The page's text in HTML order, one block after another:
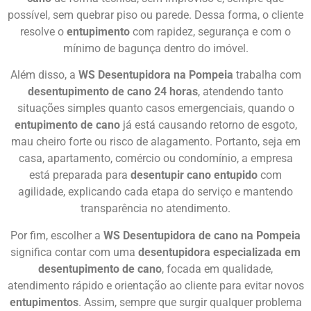
possível, sem quebrar piso ou parede. Dessa forma, o cliente
resolve o entupimento com rapidez, segurança e com o
mínimo de bagunça dentro do imóvel.
Além disso, a WS Desentupidora na Pompeia trabalha com
desentupimento de cano 24 horas, atendendo tanto
situações simples quanto casos emergenciais, quando o
entupimento de canojá está causando retorno de esgoto,
mau cheiro forte ou risco de alagamento. Portanto, seja em
casa, apartamento, comércio ou condomínio, a empresa
está preparada para desentupir cano entupido com
agilidade, explicando cada etapa do serviço e mantendo
transparência no atendimento.
Por fim, escolher a WS Desentupidora de cano na Pompeia
significa contar com uma desentupidora especializada em
desentupimento de cano, focada em qualidade,
atendimento rápido e orientação ao cliente para evitar novos
entupimentos. Assim, sempre que surgir qualquer problema